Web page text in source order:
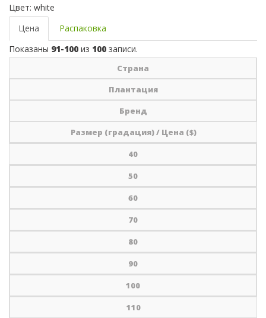
Цвет: white
Цена
Распаковка
Показаны 91-100 из 100 записи.
Страна
Плантация
Бренд
Размер (градация) / Цена ($)
40
50
60
70
80
90
100
110